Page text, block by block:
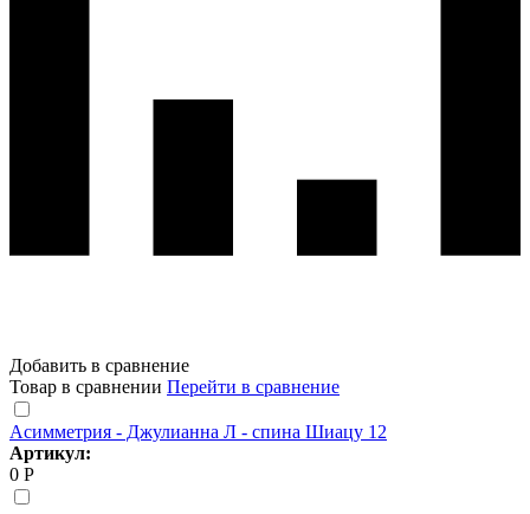
Добавить в сравнение
Товар в сравнении Перейти в сравнение
Асимметрия - Джулианна Л - спина Шиацу 12
Артикул:
0 Р